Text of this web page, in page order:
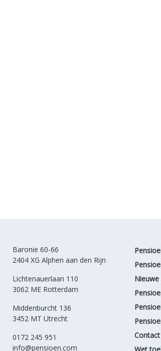
Baronie 60-66
2404 XG Alphen aan den Rijn
Lichtenauerlaan 110
3062 ME Rotterdam
Middenburcht 136
3452 MT Utrecht
0172 245 951
info@pensioen.com